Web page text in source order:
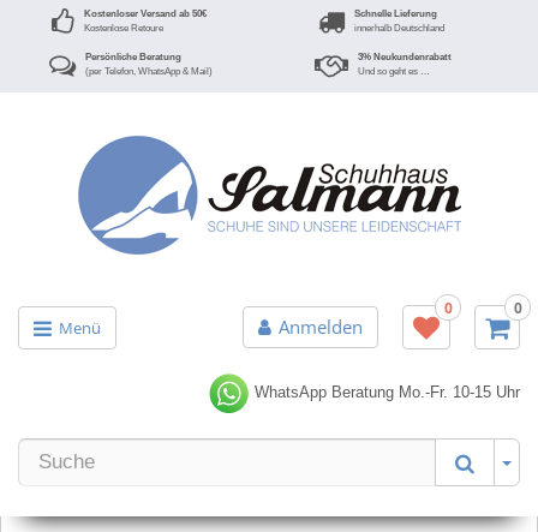
Kostenloser Versand ab 50€
Kostenlose Retoure
Schnelle Lieferung
innerhalb Deutschland
Persönliche Beratung
(per Telefon, WhatsApp & Mail)
3% Neukundenrabatt
Und so geht es …
Menü Anmelden
0 0
WhatsApp Beratung Mo.-Fr. 10-15 Uhr